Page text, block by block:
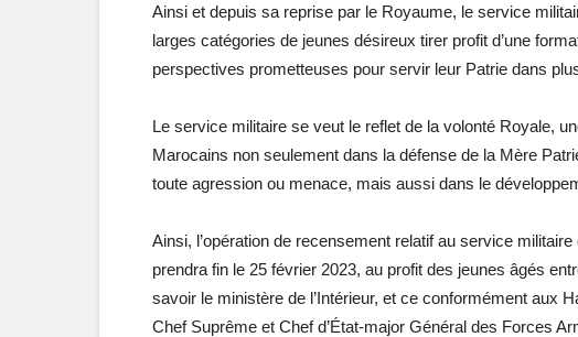
Ainsi et depuis sa reprise par le Royaume, le service
larges catégories de jeunes désireux tirer profit d’une
perspectives prometteuses pour servir leur Patrie dans
Le service militaire se veut le reflet de la volonté Royale,
Marocains non seulement dans la défense de la Mère
toute agression ou menace, mais aussi dans le
Ainsi, l’opération de recensement relatif au service
prendra fin le 25 février 2023, au profit des jeunes âgés
savoir le ministère de l’Intérieur, et ce conformément aux
Chef Suprême et Chef d’État-major Général des Forces